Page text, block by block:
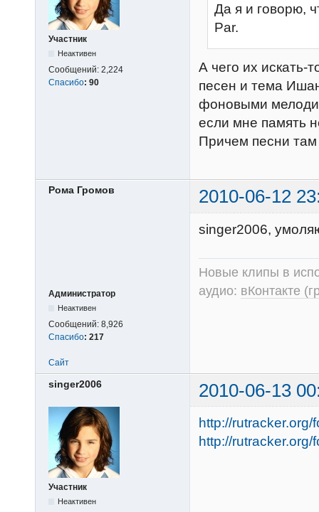
Участник
Неактивен
Сообщений: 2,224
Спасибо: 90
Да я и говорю,
Par.
А чего их искать-
песен и тема
фоновыми
если мне память
Причем песни
Рома Громов 2010-06-12
Администратор
Неактивен
Сообщений: 8,926
Спасибо: 217
singer2006,
Новые клипы в
аудио: вКонтакте
Сайт
singer2006 2010-06-13
Участник
Неактивен
http://
http://